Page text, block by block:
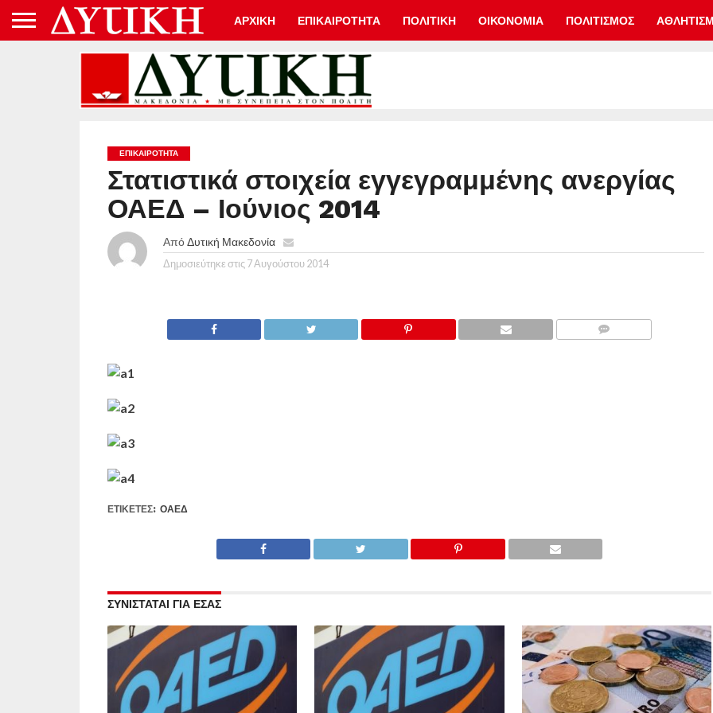
ΑΡΧΙΚΗ ΕΠΙΚΑΙΡΟΤΗΤΑ ΠΟΛΙΤΙΚΗ ΟΙΚΟΝΟΜΙΑ ΠΟΛΙΤΙΣΜΟΣ
ΕΠΙΚΑΙΡΟΤΗΤΑ
Στατιστικά στοιχεία εγγεγραμμένης ανεργίας
ΟΑΕΔ – Ιούνιος 2014
ΑπόΔυτική Μακεδονία
Δημοσιεύτηκε στις 7 Αυγούστου 2014
ΕΤΙΚΕΤΕΣ: ΟΑΕΔ
ΣΥΝΙΣΤΑΤΑΙ ΓΙΑ ΕΣΑΣ